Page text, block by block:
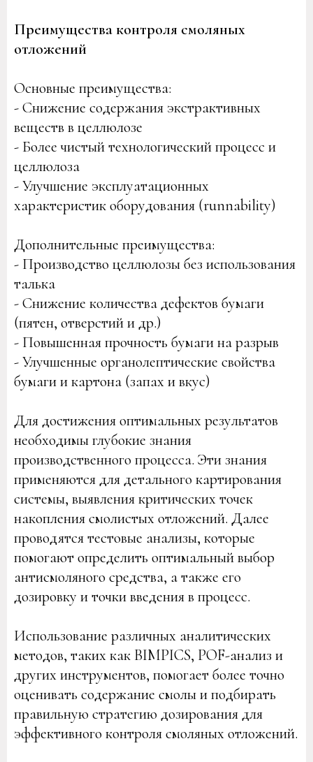
Преимущества контроля смоляных
отложений
Основные преимущества:
- Снижение содержания экстрактивных
веществ в целлюлозе
- Более чистый технологический процесс и
целлюлоза
- Улучшение эксплуатационных
характеристик оборудования (runnability)
Дополнительные преимущества:
- Производство целлюлозы без использования
талька
- Снижение количества дефектов бумаги
(пятен, отверстий и др.)
- Повышенная прочность бумаги на разрыв
- Улучшенные органолептические свойства
бумаги и картона (запах и вкус)
Для достижения оптимальных результатов
необходимы глубокие знания
производственного процесса. Эти знания
применяются для детального картирования
системы, выявления критических точек
накопления смолистых отложений. Далее
проводятся тестовые анализы, которые
помогают определить оптимальный выбор
антисмоляного средства, а также его
дозировку и точки введения в процесс.
Использование различных аналитических
методов, таких как BIMPICS, POF-анализ и
других инструментов, помогает более точно
оценивать содержание смолы и подбирать
правильную стратегию дозирования для
эффективного контроля смоляных отложений.